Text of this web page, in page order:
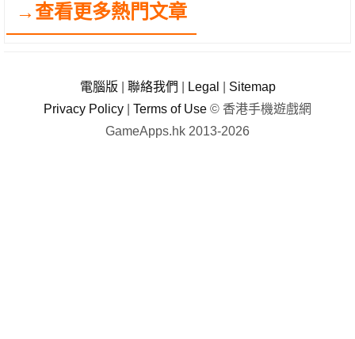
→查看更多熱門文章
電腦版 聯絡我們 Legal
Sitemap
Privacy Policy
Terms of Use © 香港手機遊戲網
GameApps.hk 2013-2026